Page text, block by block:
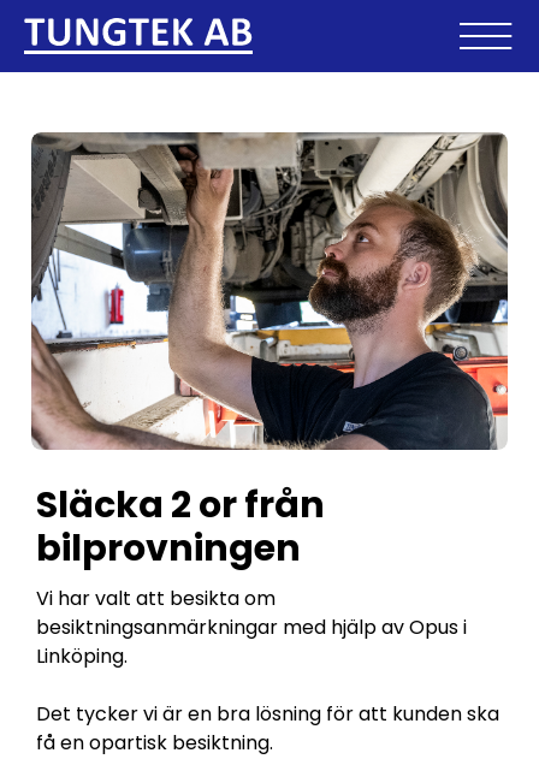
Släcka 2 or från
bilprovningen
Vi har valt att besikta om
besiktningsanmärkningar med hjälp av Opus i
Linköping.
Det tycker vi är en bra lösning för att kunden ska
få en opartisk besiktning.